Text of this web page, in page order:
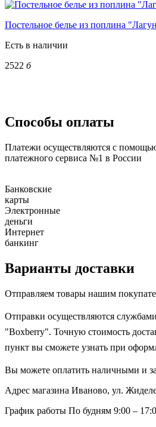
Постельное белье из поплина
Есть в наличии
2522 б
Способы оплаты
Платежи осуществляются с
платежного сервиса №1 в России
Банковские
карты
Электронные
деньги
Интернет
банкинг
Варианты доставки
Отправляем товары нашим
Отправки осуществляются
"Boxberry". Точную стоимость
пункт вы сможете узнать при
Вы можете оплатить наличными и
Адрес магазина Иваново, ул.
График работы По будням 9:00 –